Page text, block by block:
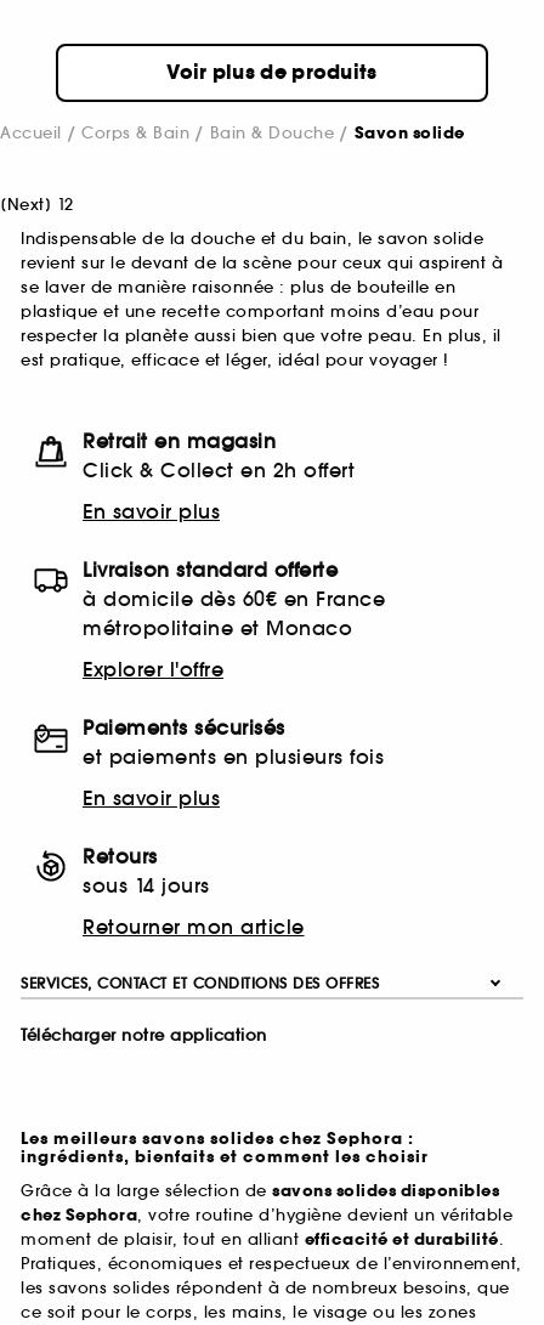
Voir plus de produits
Accueil Corps & Bain Bain & Douche Savon solide
[Next] 12
Indispensable de la douche et du bain, le savon solide
revient sur le devant de la scène pour ceux qui aspirent à
se laver de manière raisonnée : plus de bouteille en
plastique et une recette comportant moins d’eau pour
respecter la planète aussi bien que votre peau. En plus, il
est pratique, efficace et léger, idéal pour voyager !
Retrait en magasin
Click & Collect en 2h offert
En savoir plus
Livraison standard offerte
à domicile dès 60€ en France
métropolitaine et Monaco
Explorer l'offre
Paiements sécurisés
et paiements en plusieurs fois
En savoir plus
Retours
sous 14 jours
Retourner mon article
SERVICES, CONTACT ET CONDITIONS DES OFFRES
Télécharger notre application
Les meilleurs savons solides chez Sephora :
ingrédients, bienfaits et comment les choisir
Grâce à la large sélection de savons solides disponibles
chez Sephora, votre routine d’hygiène devient un véritable
moment de plaisir, tout en alliant efficacité et durabilité.
Pratiques, économiques et respectueux de l’environnement,
les savons solides répondent à de nombreux besoins, que
ce soit pour le corps, les mains, le visage ou les zones